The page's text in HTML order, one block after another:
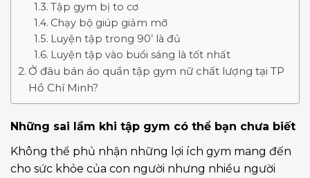
Tập gym bị to cơ
Chạy bộ giúp giảm mỡ
Luyện tập trong 90’ là đủ
Luyện tập vào buổi sáng là tốt nhất
Ở đâu bán áo quần tập gym nữ chất lượng tại TP
Hồ Chí Minh?
Những sai lầm khi tập gym có thể bạn chưa biết
Không thể phủ nhận những lợi ích gym mang đến
cho sức khỏe của con người nhưng nhiều người